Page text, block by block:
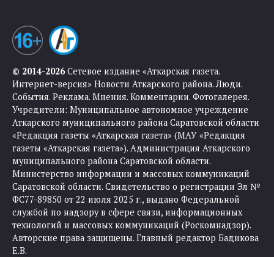
© 2014-2026Сетевое издание «Аткарская газета.
Интернет-версия» Новости Аткарского района. Люди.
События. Реклама. Мнения. Комментарии. Фотогалерея.
Учредители: Муниципальное автономное учреждение
Аткарского муниципального района Саратовской области
«Редакция газеты «Аткарская газета» (МАУ «Редакция
газеты «Аткарская газета»). Администрация Аткарского
муниципального района Саратовской области.
Министерство информации и массовых коммуникаций
Саратовской области. Свидетельство о регистрации Эл №
ФС77-89850 от 22 июля 2025 г., выдано Федеральной
службой по надзору в сфере связи, информационных
технологий и массовых коммуникаций (Роскомнадзор).
Авторские права защищены. Главный редактор Бадикова
Е.В.